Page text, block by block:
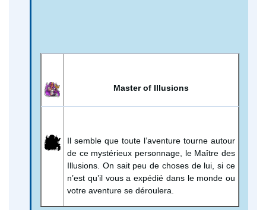
Master of Illusions
Il semble que toute l’aventure tourne autour
de ce mystérieux personnage, le Maître des
Illusions. On sait peu de choses de lui, si ce
n’est qu’il vous a expédié dans le monde ou
votre aventure se déroulera.